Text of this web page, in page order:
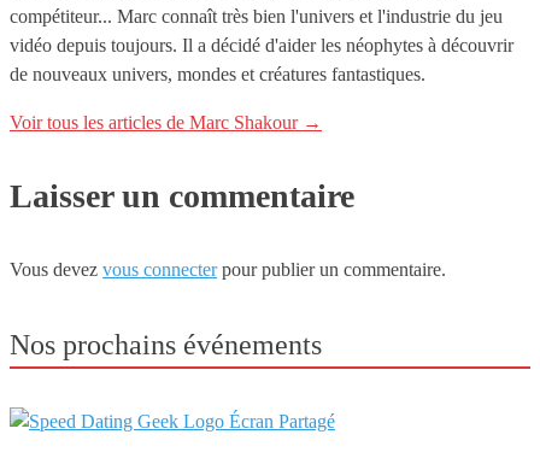
compétiteur... Marc connaît très bien l'univers et l'industrie du jeu
vidéo depuis toujours. Il a décidé d'aider les néophytes à découvrir
de nouveaux univers, mondes et créatures fantastiques.
Voir tous les articles de Marc Shakour →
Laisser un commentaire
Vous devez vous connecterpour publier un commentaire.
Nos prochains événements